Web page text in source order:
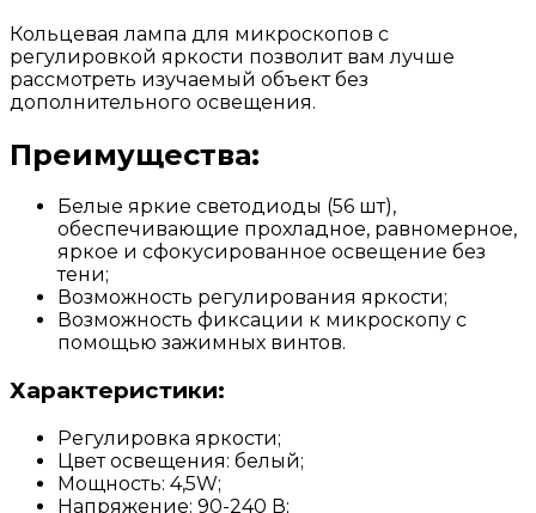
Кольцевая лампа для микроскопов с
регулировкой яркости позволит вам лучше
рассмотреть изучаемый объект без
дополнительного освещения.
Преимущества:
Белые яркие светодиоды (56 шт),
обеспечивающие прохладное, равномерное,
яркое и сфокусированное освещение без
тени;
Возможность регулирования яркости;
Возможность фиксации к микроскопу с
помощью зажимных винтов.
Характеристики:
Регулировка яркости;
Цвет освещения: белый;
Мощность: 4,5W;
Напряжение: 90-240 В;